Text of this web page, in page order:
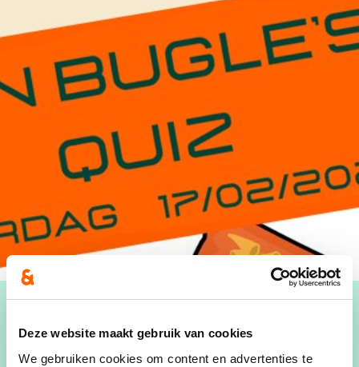
Deze website maakt gebruik van cookies
We gebruiken cookies om content en advertenties te
Wanneer
17/02/24 at 19:30-